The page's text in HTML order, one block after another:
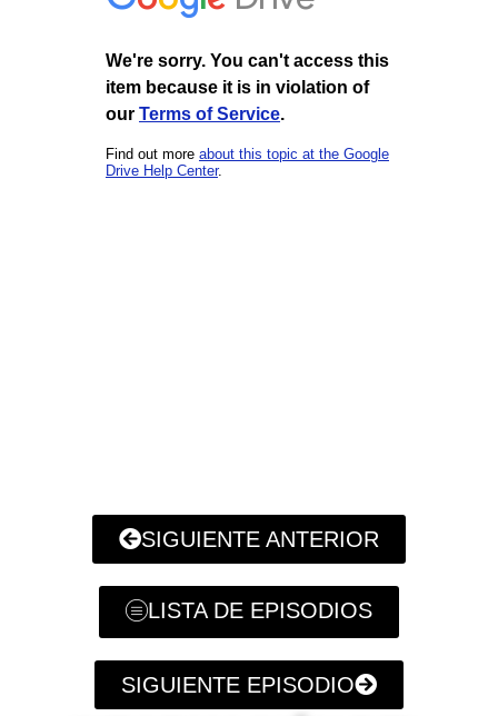
SIGUIENTE ANTERIOR
LISTA DE EPISODIOS
SIGUIENTE EPISODIO